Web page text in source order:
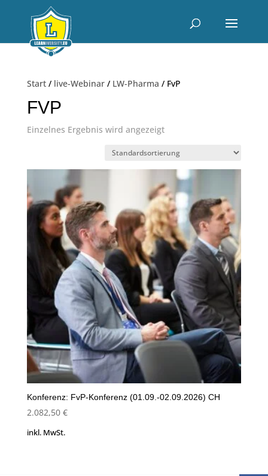
Start/ live-Webinar/ LW-Pharma / FvP
FVP
Einzelnes Ergebnis wird angezeigt
Konferenz: FvP-Konferenz (01.09.-02.09.2026) CH
2.082,50 €
inkl. MwSt.